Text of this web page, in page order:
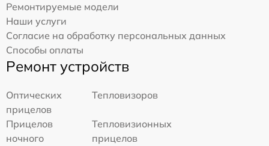
Ремонтируемые модели
Наши услуги
Согласие на обработку персональных данных
Способы оплаты
Ремонт устройств
Оптических
прицелов
Тепловизоров
Прицелов
ночного
Тепловизионных
прицелов